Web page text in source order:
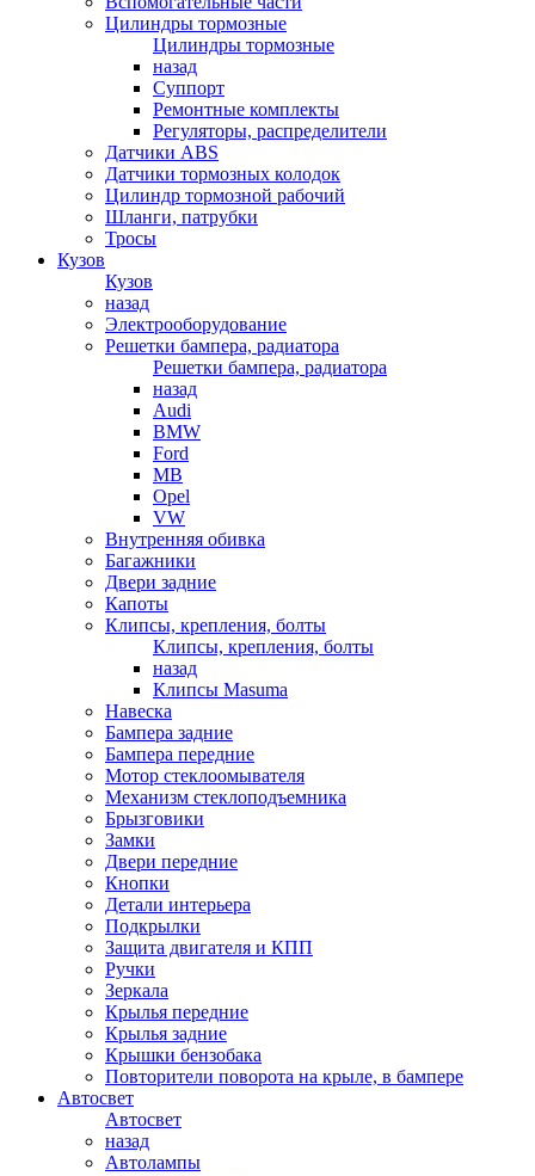
Цилиндры тормозные
Цилиндры тормозные
назад
Суппорт
Ремонтные комплекты
Регуляторы, распределители
Датчики ABS
Датчики тормозных колодок
Цилиндр тормозной рабочий
Шланги, патрубки
Тросы
Кузов
Кузов
назад
Электрооборудование
Решетки бампера, радиатора
Решетки бампера, радиатора
назад
Audi
BMW
Ford
MB
Opel
VW
Внутренняя обивка
Багажники
Двери задние
Капоты
Клипсы, крепления, болты
Клипсы, крепления, болты
назад
Клипсы Masuma
Навеска
Бампера задние
Бампера передние
Мотор стеклоомывателя
Механизм стеклоподъемника
Брызговики
Замки
Двери передние
Кнопки
Детали интерьера
Подкрылки
Защита двигателя и КПП
Ручки
Зеркала
Крылья передние
Крылья задние
Крышки бензобака
Повторители поворота на крыле, в бампере
Автосвет
Автосвет
назад
Автолампы